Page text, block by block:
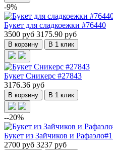
-9%
Букет для сладкоежки #76440
3500 руб 3175.90 руб
В корзину В 1 клик
Букет Сникерс #27843
3176.36 руб
В корзину В 1 клик
--20%
Букет из Зайчиков и
2700 руб 3237 руб